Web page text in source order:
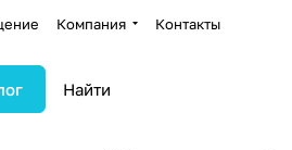
Компания Контакты